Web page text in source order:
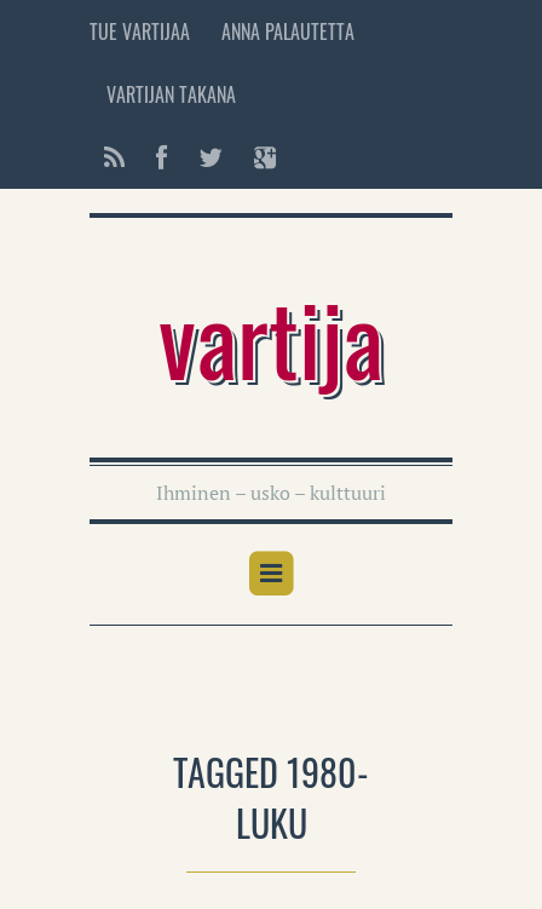
TUE VARTIJAA ANNA PALAUTETTA
VARTIJAN TAKANA
vartija
Ihminen – usko – kulttuuri
TAGGED 1980-
LUKU